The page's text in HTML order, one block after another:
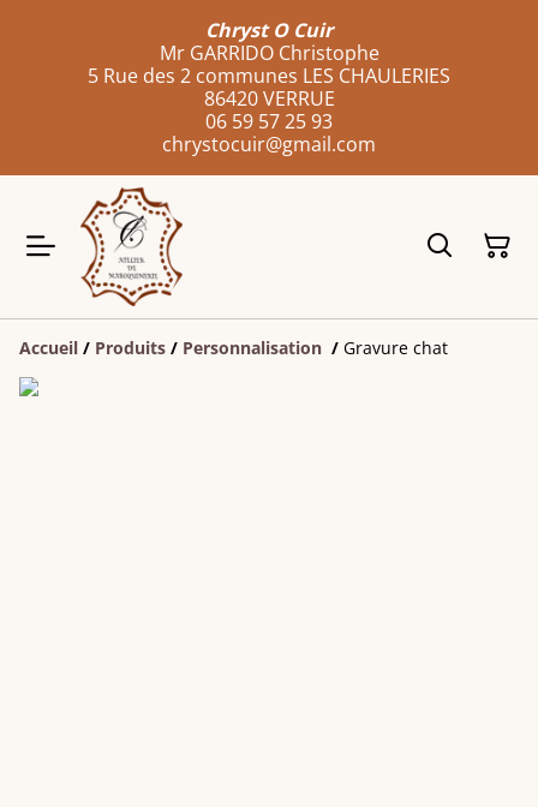
Chryst O Cuir
Mr GARRIDO Christophe
5 Rue des 2 communes LES CHAULERIES
86420 VERRUE
06 59 57 25 93
chrystocuir@gmail.com
Accueil / Produits / Personnalisation / Gravure chat